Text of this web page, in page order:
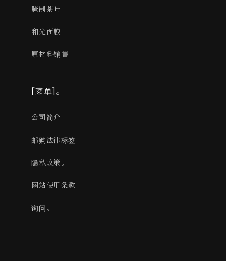
腌制茶叶
和光面膜
原材料销售
[菜单]。
公司简介
邮购法律标签
隐私政策。
网站使用条款
询问。